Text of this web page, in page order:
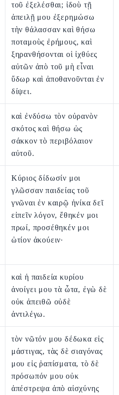
τοῦ ἐξελέσθαι; ἰδοὺ τῇ
ἀπειλῇ μου ἐξερημώσω
τὴν θάλασσαν καὶ θήσω
ποταμοὺς ἐρήμους, καὶ
ξηρανθήσονται οἱ ἰχθύες
αὐτῶν ἀπὸ τοῦ μὴ εἶναι
ὕδωρ καὶ ἀποθανοῦνται ἐν
δίψει.
καὶ ἐνδύσω τὸν οὐρανὸν
σκότος καὶ θήσω ὡς
σάκκον τὸ περιβόλαιον
αὐτοῦ.
Κύριος δίδωσίν μοι
γλῶσσαν παιδείας τοῦ
γνῶναι ἐν καιρῷ ἡνίκα δεῖ
εἰπεῖν λόγον, ἔθηκέν μοι
πρωί, προσέθηκέν μοι
ὠτίον ἀκούειν·
καὶ ἡ παιδεία κυρίου
ἀνοίγει μου τὰ ὦτα, ἐγὼ δὲ
οὐκ ἀπειθῶ οὐδὲ
ἀντιλέγω.
τὸν νῶτόν μου δέδωκα εἰς
μάστιγας, τὰς δὲ σιαγόνας
μου εἰς ῥαπίσματα, τὸ δὲ
πρόσωπόν μου οὐκ
ἀπέστρεψα ἀπὸ αἰσχύνης